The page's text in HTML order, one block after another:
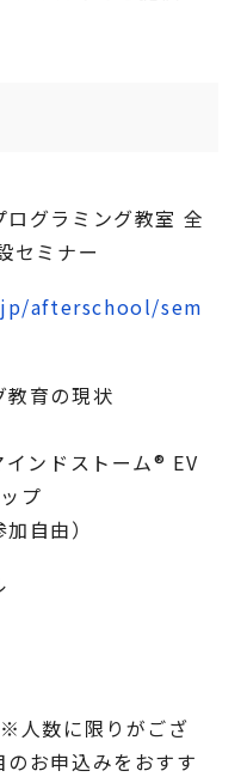
ログラミング教室 全
セミナー
afterschool/sem
育の現状
ンドストーム® EV
プ
自由）
数に限りがござ
お申込みをおすす